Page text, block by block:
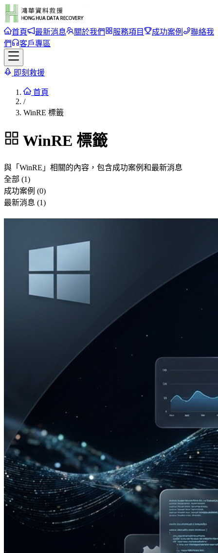
首頁 最新消息 關於我們 服務項目 成功案例
聯絡我
們
客戶專區
即刻救援
首頁
/
WinRE 標籤
WinRE 標籤
與「 WinRE 」相關的內容，包含成功案例和最新消息
全部 (1)
成功案例 (0)
最新消息 (1)